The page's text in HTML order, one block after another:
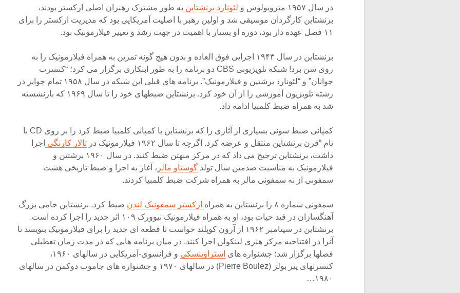
در سال ۱۹۵۷ متروپولوس و
لئونارد برنشتاین به طور مشترک رهبران اصلی ارکستر بودند،
برنشتاین کارگردان موسیقی شد و اولین رهبر با اصلیت آمریکایی بود که مدیریت ارکستر را برای
۱۱ فصل عهده دار بود، دوره او بسیار با اهمیت در جهت رشد و تغییر فیلارمونیک بود.
برنشتاین در سال ۱۹۴۳ اجرایی فوق العاده و بدون هیچ گونه تمرین به همراه فیلارمونیک را به
روی سن برد! شبکه تلویزیونی CBS دو برنامه را به طور ابتکاری برگزار می کرد؛ “کنسرت
جوانان” و “لئونارد برشتین و فیلارمونیک”. برنامه های قبلی این شبکه در سال ۱۹۵۸ تمام جوایز در
رشته تلویزیون آموزشی را از آن خود کرد. برنشتاین ضبطهای خود را تا سال ۱۹۶۹ که بازنشسته
شد به همراه ضبط کلمبیا ادامه داد.
کمپانی ضبط سونی بسیاری از آثاری را که برنشتاین با کمپانی کلمبیا ضبط کرد را بر روی CD با
نام “قرن برنشتاین منتقل و عرضه کرد. اگرچه تا سال ۱۹۶۲ فیلارمونیک در
تالار کارنگی اجرا
داشت، برنشتاین ترجیح می داد که در مرکز منهتن ضبط کنند. در سال ۱۹۶۰ برشتین و
فیلارمونیک به مناسبت صدمین سال تولد گوستاو مالر ، آغاز به اجرا و ضبط تاریخی هشت
سمفونی از نه سمفونی مالر به همراه شرکت ضبط کلمبیا کردند.
سمفونی شماره ۸ را برنشتاین به همراه ارکستر سمفونیک لندن ضبط کرد. برنشتاین حامی بزرگ
آهنگسازان در قید حیات بود، او به همراه فیلارمونیک نیوورک ۱۰۹ اثر جدید را اجرا کرده است.
برنشتاین در سپتامبر ۱۹۶۲ از آرون کوپلند خواست تا قطعه ای جدید را برای فیلارمونیک بنویسد تا
آنرا در افتتاحیه مرکز هنری لینکولن اجرا کنند. در میان برنامه هایی که در مدت زمان تعطیلی
فصلها برگزار شد؛ جشنواره های استراوینسکی
و فرانسوی-آمریکایی در سالهای ۱۹۶۰،
کنسرتهای پیر بولز (Pierre Boulez) در سالهای ۱۹۷۰ و جشنواره های جاموب دوکمن در سالهای
۱۹۸۰…